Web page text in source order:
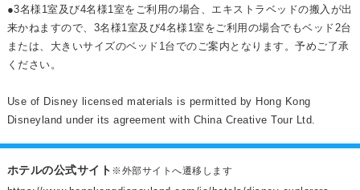
●3名様1室及び4名様1室をご利用の場合、エキストラベッドの搬入が出
来かねますので、3名様1室及び4名様1室をご利用の場合でもベッド2台
または、大きいサイズのベッド1台でのご案内となります。予めご了承
ください。
Use of Disney licensed materials is permitted by Hong Kong
Disneyland under its agreement with China Creative Tour Ltd.
ホテルの公式サイト ※外部サイトへ遷移します